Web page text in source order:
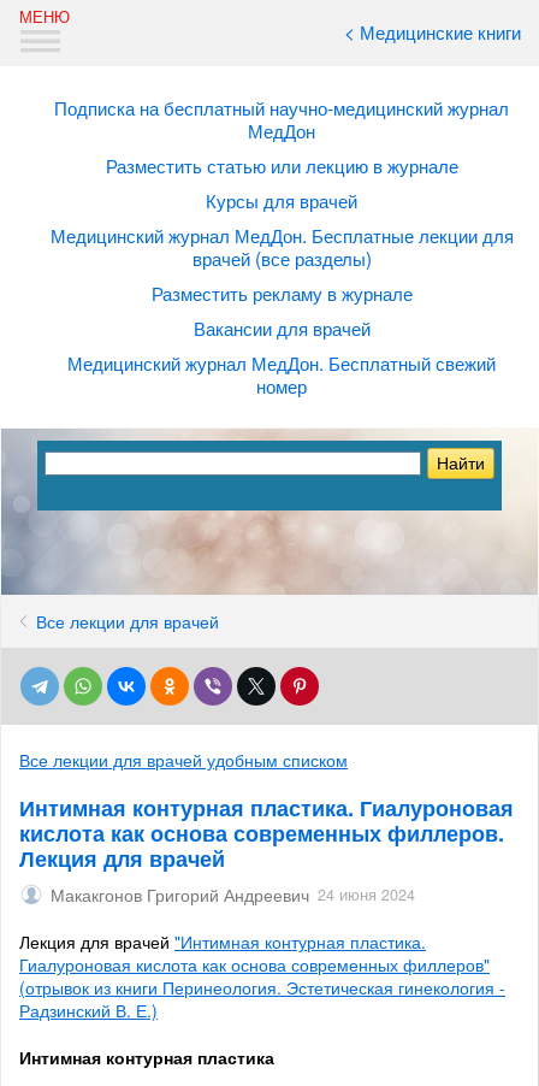
< Медицинские книги
Подписка на бесплатный научно-медицинский журнал
МедДон
Разместить статью или лекцию в журнале
Курсы для врачей
Медицинский журнал МедДон. Бесплатные лекции для
врачей (все разделы)
Разместить рекламу в журнале
Вакансии для врачей
Медицинский журнал МедДон. Бесплатный свежий
номер
Все лекции для врачей
Все лекции для врачей удобным списком
Интимная контурная пластика. Гиалуроновая
кислота как основа современных филлеров.
Лекция для врачей
Макакгонов Григорий Андреевич 24 июня 2024
Лекция для врачей "Интимная контурная пластика.
Гиалуроновая кислота как основа современных филлеров"
(отрывок из книги Перинеология. Эстетическая гинекология -
Радзинский В. Е.)
Интимная контурная пластика